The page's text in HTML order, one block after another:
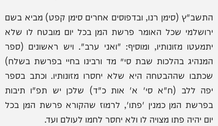
התשב"ץ (סימן רנו, ובדפוסים אחרים סימן קפט) מביא בשם
ירושלמי שכל האומר פרשת המן בכל יום מובטח לו שלא
יתמעטו מזונותיו, ומוסיף: "ואני ערב". ויש ראשונים (ספר
המנהיג בהלכות שבת סי׳ מד ורבינו בחיי בפרשת בשלח)
שכתבו שההבטחה היא שלא יחסרו מזונותיו. וכתב בספר
יפה ללב (ח"א סי' א' אות כ"ד) שלכן יש תפ"ו תיבות
בפרשת המן כמנין 'פתו', לרמוז שהקורא פרשת המן בכל
יום יהיה פתו מצויה לו ולא יחסר לחמו לעולם ועד.